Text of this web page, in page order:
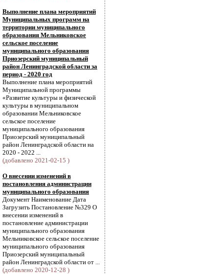
Выполнение плана мероприятий
Муниципальных программ на
территории муниципального
образования Мельниковское
сельское поселение
муниципального образования
Приозерский муниципальный
район Ленинградской области за
период - 2020 год
Выполнение плана мероприятий
Муниципальной программы
«Развитие культуры и физической
культуры в муниципальном
образовании Мельниковское
сельское поселение
муниципального образования
Приозерский муниципальный
район Ленинградской области на
2020 - 2022 ...
(добавлено 2021-02-15 )
О внесении изменений в
постановления администрации
муниципального образования
Документ Наименование Дата
Загрузить Постановление №329 О
внесении изменений в
постановление администрации
муниципального образования
Мельниковское сельское поселение
муниципального образования
Приозерский муниципальный
район Ленинградской области от ...
(добавлено 2020-12-28 )